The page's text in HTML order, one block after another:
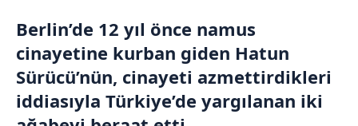
Berlin’de 12 yıl önce namus
cinayetine kurban giden Hatun
Sürücü’nün, cinayeti azmettirdikleri
iddiasıyla Türkiye’de yargılanan iki